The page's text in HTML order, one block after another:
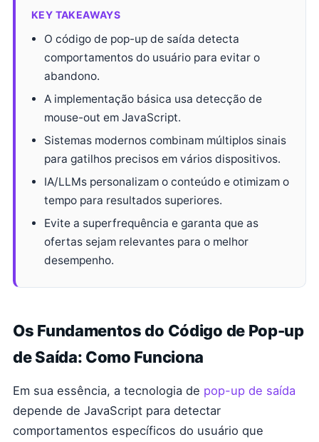
KEY TAKEAWAYS
O código de pop-up de saída detecta
comportamentos do usuário para evitar o
abandono.
A implementação básica usa detecção de
mouse-out em JavaScript.
Sistemas modernos combinam múltiplos sinais
para gatilhos precisos em vários dispositivos.
IA/LLMs personalizam o conteúdo e otimizam o
tempo para resultados superiores.
Evite a superfrequência e garanta que as
ofertas sejam relevantes para o melhor
desempenho.
Os Fundamentos do Código de Pop-up
de Saída: Como Funciona
Em sua essência, a tecnologia de pop-up de saída
depende de JavaScript para detectar
comportamentos específicos do usuário que